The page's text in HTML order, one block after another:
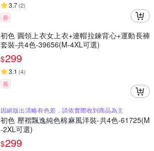
3.7(2)
券
初色 圓領上衣女上衣+連帽拉鍊背心+運動長褲
套裝-共4色-39656(M-4XL可選)
$299
3.1 (4)
券
因絕版出清略有色差，請依實際收到商品為主
初色 壓褶飄逸純色棉麻風洋裝-共4色-61725(M
-2XL可選)
$299